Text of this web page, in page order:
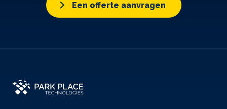
Een offerte aanvragen